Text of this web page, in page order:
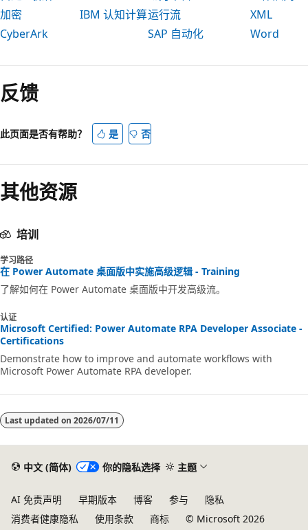
加密
IBM 认知计算运行流
XML
CyberArk
SAP 自动化
Word
读
模
已
用
反馈
此页面是否有帮助？ 是 否
其他资源
培训
学习路径
在 Power Automate 桌面版中实施高级逻辑 - Training
了解如何在 Power Automate 桌面版中开发高级流。
认证
Microsoft Certified: Power Automate RPA Developer Associate -
Certifications
Demonstrate how to improve and automate workflows with
Microsoft Power Automate RPA developer.
Last updated on 2026/07/11
中文 (简体) 你的隐私选择 主题
AI 免责声明 早期版本 博客 参与
隐私
消费者健康隐私
使用条款 商标 © Microsoft 2026